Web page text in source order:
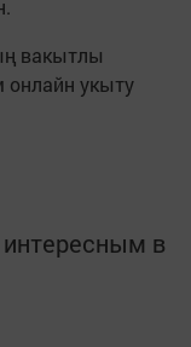
вакытлы
онлайн укыту
в